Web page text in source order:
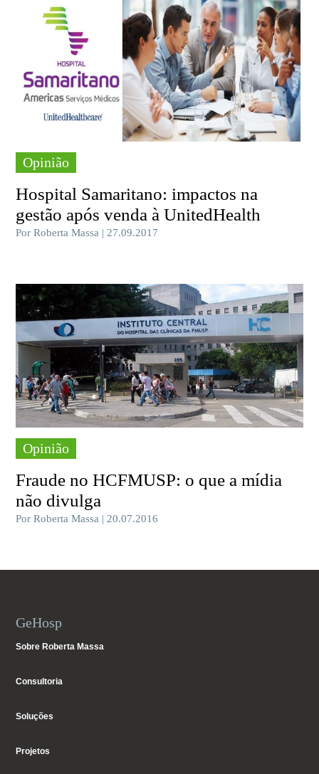
Opinião
Hospital Samaritano: impactos na
gestão após venda à UnitedHealth
Por Roberta Massa | 27.09.2017
Opinião
Fraude no HCFMUSP: o que a mídia
não divulga
Por Roberta Massa | 20.07.2016
GeHosp
Sobre Roberta Massa
Consultoria
Soluções
Projetos